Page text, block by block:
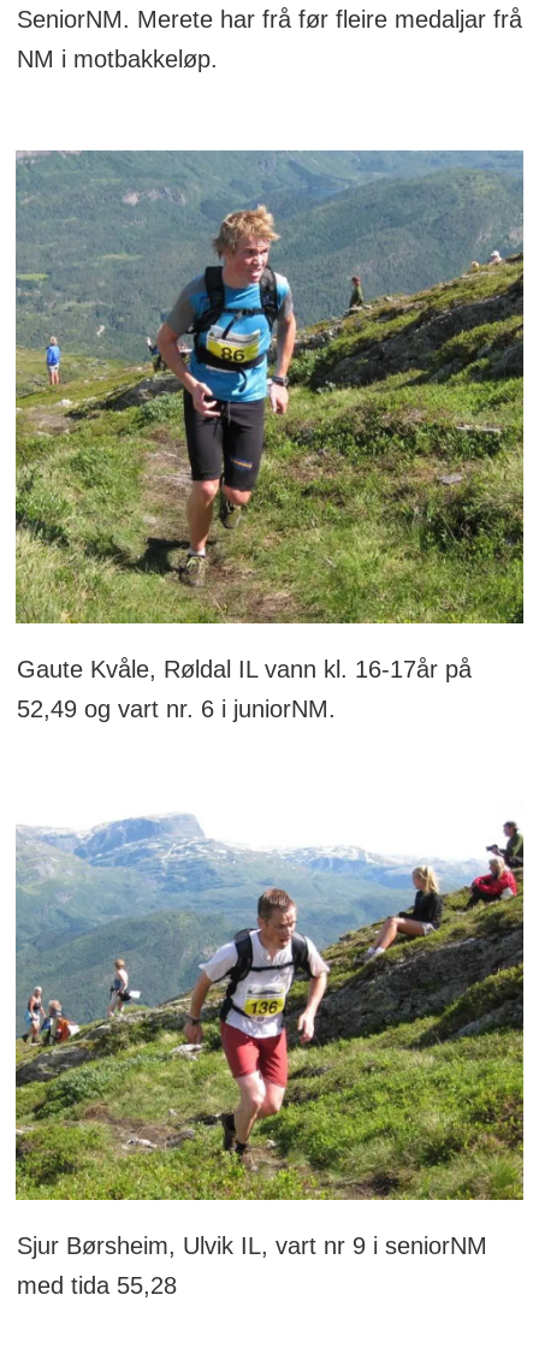
SeniorNM. Merete har frå før fleire medaljar frå
NM i motbakkeløp.
Gaute Kvåle, Røldal IL vann kl. 16-17år på
52,49 og vart nr. 6 i juniorNM.
Sjur Børsheim, Ulvik IL, vart nr 9 i seniorNM
med tida 55,28